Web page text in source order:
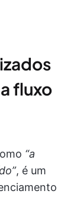
fluxo
“a
, é um